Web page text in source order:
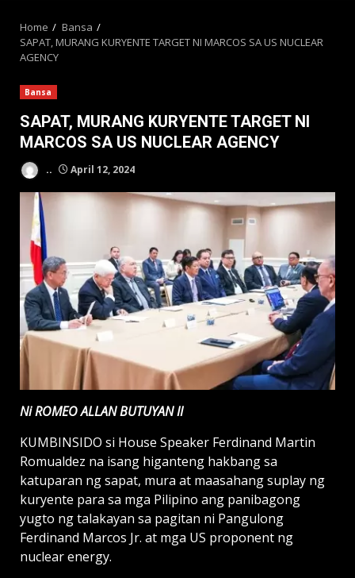
Home
Bansa
SAPAT, MURANG KURYENTE TARGET NI MARCOS SA US NUCLEAR
AGENCY
Bansa
SAPAT, MURANG KURYENTE TARGET NI
MARCOS SA US NUCLEAR AGENCY
.. April 12, 2024
Ni ROMEO ALLAN BUTUYAN II
KUMBINSIDO si House Speaker Ferdinand Martin
Romualdez na isang higanteng hakbang sa
katuparan ng sapat, mura at maasahang suplay ng
kuryente para sa mga Pilipino ang panibagong
yugto ng talakayan sa pagitan ni Pangulong
Ferdinand Marcos Jr. at mga US proponent ng
nuclear energy.